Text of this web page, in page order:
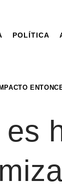
POLÍTICA